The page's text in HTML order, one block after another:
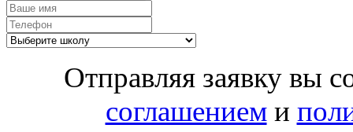
Отправляя заявку вы
соглашениеми